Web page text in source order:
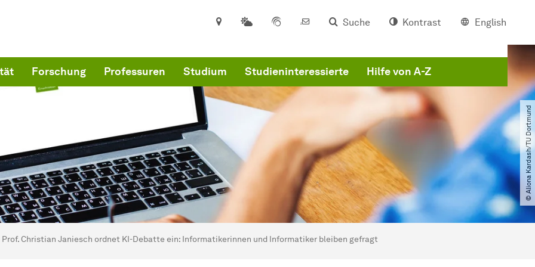
Suche Kontrast English
Forschung Professuren Studium Studieninteressierte Hilfe von A-Z
© Aliona Kardash​/​TU Dortmund
hier:
für Informatik
Prof. Christian Janiesch ordnet KI-Debatte ein: Informatikerinnen und Informatiker bleiben gefragt